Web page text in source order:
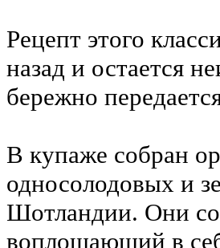
Рецепт этого
назад и остается
бережно
В купаже собран
односолодовых и
Шотландии. Они
воплощающий в